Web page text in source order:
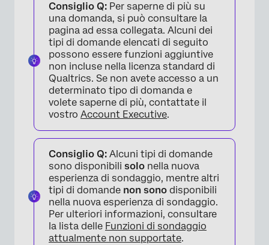
×
Consiglio Q: Per saperne di più su
una domanda, si può consultare la
pagina ad essa collegata. Alcuni dei
tipi di domande elencati di seguito
possono essere funzioni aggiuntive
non incluse nella licenza standard di
Qualtrics. Se non avete accesso a un
determinato tipo di domanda e
volete saperne di più, contattate il
vostro Account Executive.
Consiglio Q: Alcuni tipi di domande
sono disponibili solo nella nuova
esperienza di sondaggio, mentre altri
tipi di domande non sono disponibili
nella nuova esperienza di sondaggio.
Per ulteriori informazioni, consultare
la lista delle Funzioni di sondaggio
attualmente non supportate.